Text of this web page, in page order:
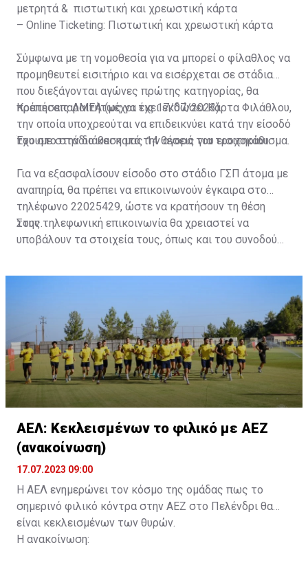
μετρητά & πιστωτική και χρεωστική κάρτα
– Online Ticketing: Πιστωτική και χρεωστική κάρτα
Σύμφωνα με τη νομοθεσία για να μπορεί ο φίλαθλος να
προμηθευτεί εισιτήριο και να εισέρχεται σε στάδια
που διεξάγονται αγώνες πρώτης κατηγορίας, θα
πρέπει απαραιτήτως να έχει εκδώσει Κάρτα Φιλάθλου,
την οποία υποχρεούται να επιδεικνύει κατά την είσοδό
του στο στάδιο και κατά την αγορά του εισιτηρίου.
Κρατήσεις ΑΜΕΑ (μέχρι τις 17/07/2023)
Έχουμε στην διάθεση μας 14 θέσεις για τροχοκάθισμα.
Για να εξασφαλίσουν είσοδο στο στάδιο ΓΣΠ άτομα με
αναπηρία, θα πρέπει να επικοινωνούν έγκαιρα στο
τηλέφωνο 22025429, ώστε να κρατήσουν τη θέση
τους.
Στην τηλεφωνική επικοινωνία θα χρειαστεί να
υποβάλουν τα στοιχεία τους, όπως και του συνοδού
ονοματεπώνυμο, αριθμός πινακίδας αυτοκινήτου,
ΑΕΛ: Κεκλεισμένων το φιλικό με ΑΕΖ
(ανακοίνωση)
17.07.2023 09:00
Η ΑΕΛ ενημερώνει τον κόσμο της ομάδας πως το
σημερινό φιλικό κόντρα στην ΑΕΖ στο Πελένδρι θα
είναι κεκλεισμένων των θυρών.
Η ανακοίνωση: